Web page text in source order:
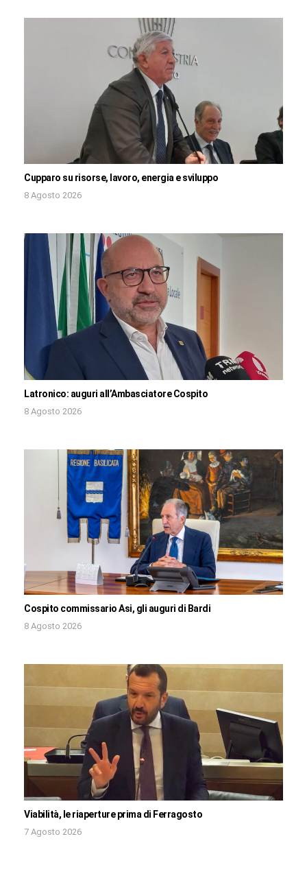
Cupparo su risorse, lavoro, energia e sviluppo
8 Agosto 2026
Latronico: auguri all’Ambasciatore Cospito
8 Agosto 2026
Cospito commissario Asi, gli auguri di Bardi
8 Agosto 2026
Viabilità, le riaperture prima di Ferragosto
7 Agosto 2026